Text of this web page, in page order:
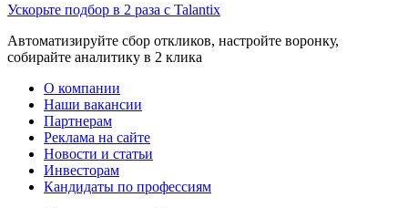
Ускорьте подбор в 2 раза с Talantix
Автоматизируйте сбор откликов, настройте воронку,
собирайте аналитику в 2 клика
О компании
Наши вакансии
Партнерам
Реклама на сайте
Новости и статьи
Инвесторам
Кандидаты по профессиям